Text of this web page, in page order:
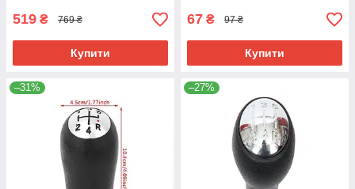
519 ₴ 769 ₴
Купити
67 ₴ 97 ₴
Купити
–31% –27%